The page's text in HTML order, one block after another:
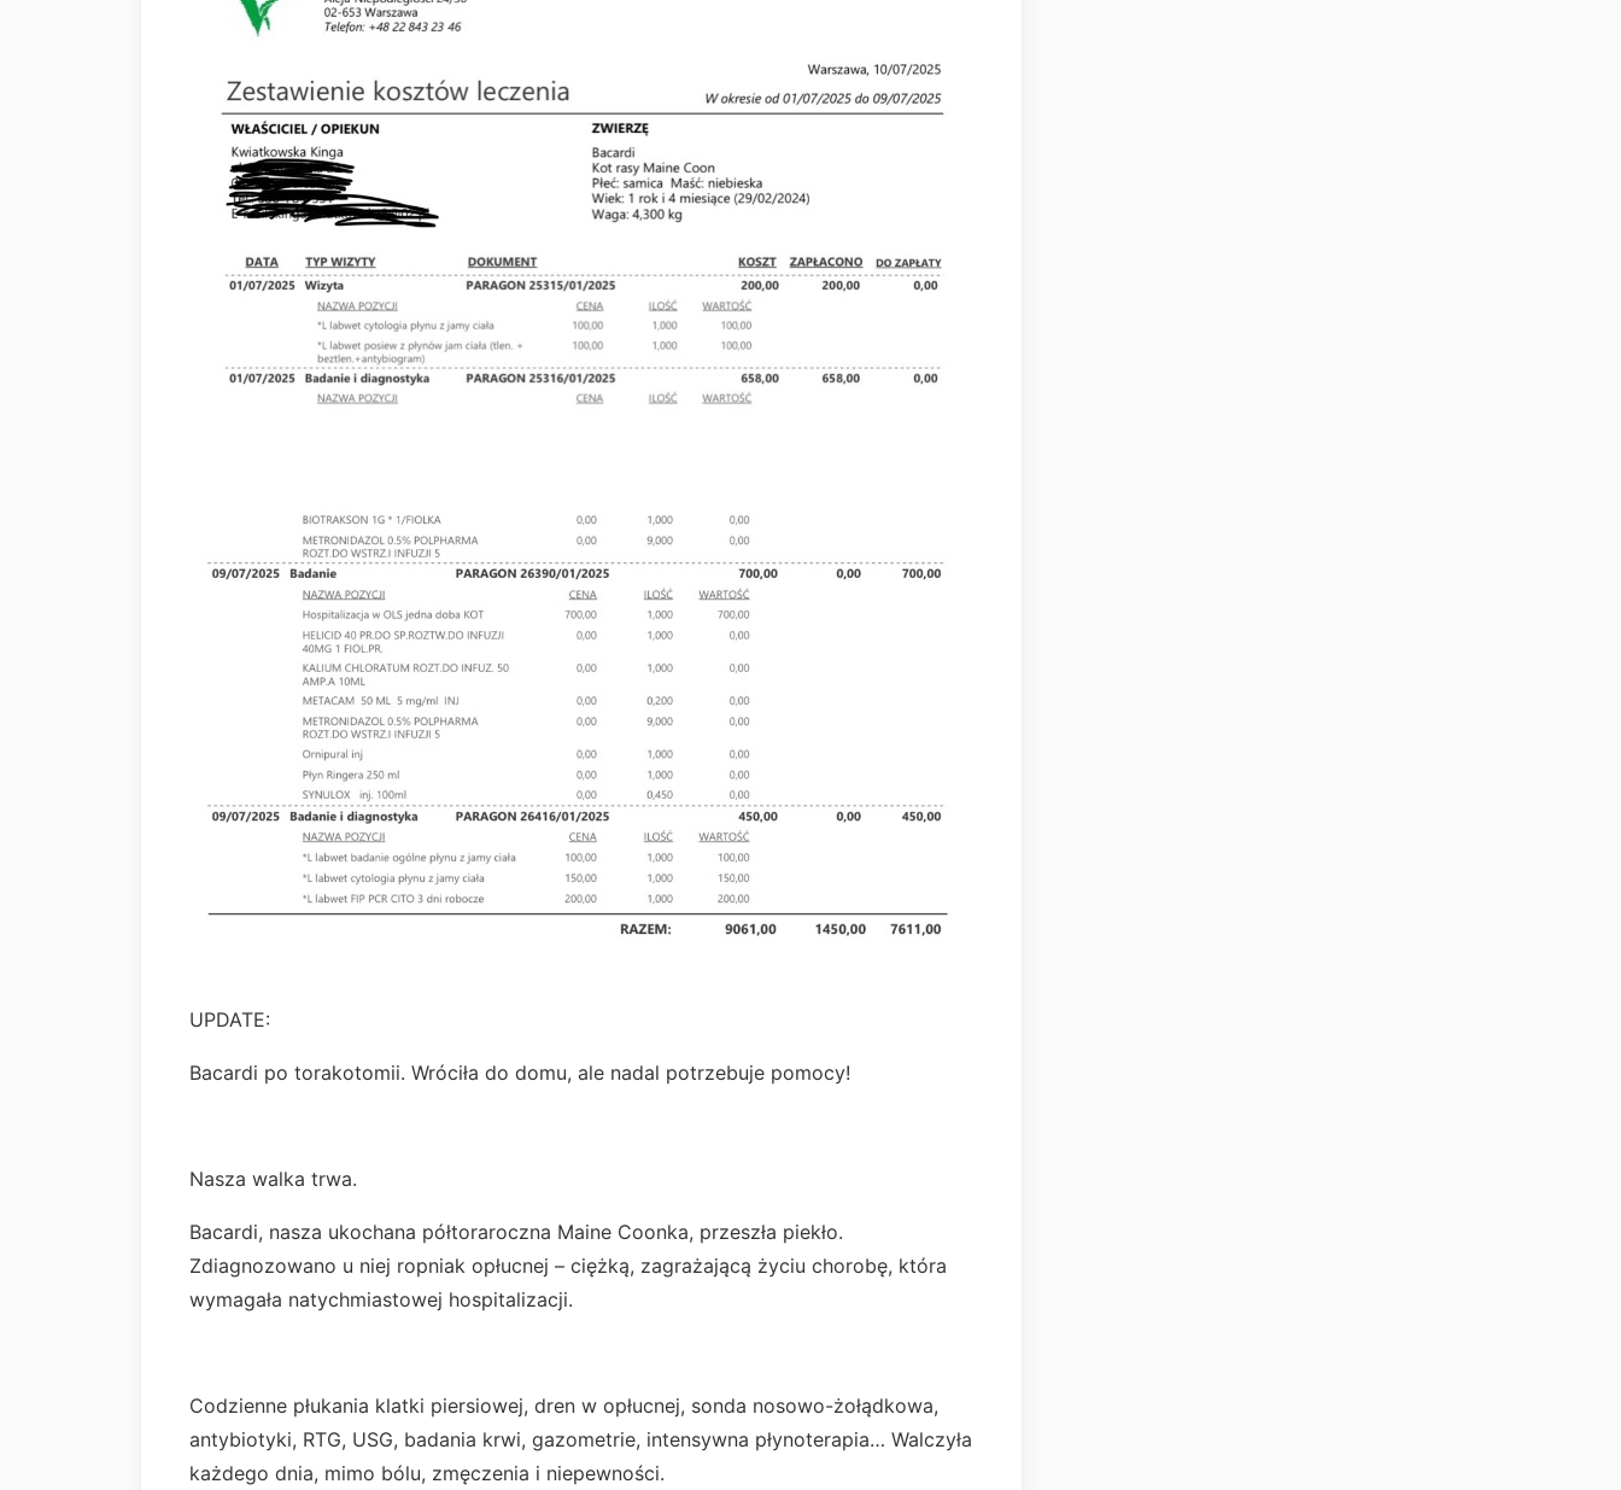
UPDATE:
Bacardi po torakotomii. Wróciła do domu, ale nadal potrzebuje pomocy!
Nasza walka trwa.
Bacardi, nasza ukochana półtoraroczna Maine Coonka, przeszła piekło.
Zdiagnozowano u niej ropniak opłucnej – ciężką, zagrażającą życiu chorobę, która
wymagała natychmiastowej hospitalizacji.
Codzienne płukania klatki piersiowej, dren w opłucnej, sonda nosowo-żołądkowa,
antybiotyki, RTG, USG, badania krwi, gazometrie, intensywna płynoterapia… Walczyła
każdego dnia, mimo bólu, zmęczenia i niepewności.